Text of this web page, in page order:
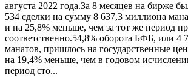
августа 2022 года.За 8 месяцев на бирже
534 сделки на сумму 8 637,3 миллиона
и на 25,8% меньше, чем за тот же период
соответственно.54,8% оборота БФБ, или 4
манатов, пришлось на государственные
на 19,4% меньше, чем в годовом
период сто...